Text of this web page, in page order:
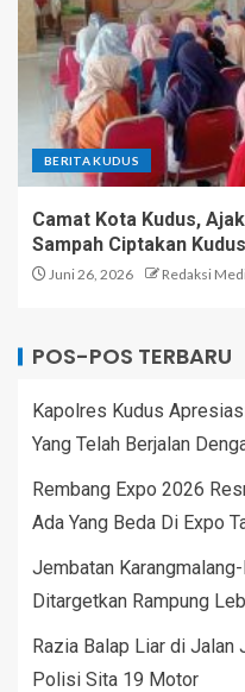
BERITA KUDUS
Camat Kota Kudus,
Sampah Ciptakan
Juni 26, 2026 Redaksi
POS-POS TERBARU
Kapolres Kudus
Yang Telah Berjalan
Rembang Expo 2026
Ada Yang Beda Di Expo
Jembatan
Ditargetkan Rampung
Razia Balap Liar di Jalan
Polisi Sita 19 Motor